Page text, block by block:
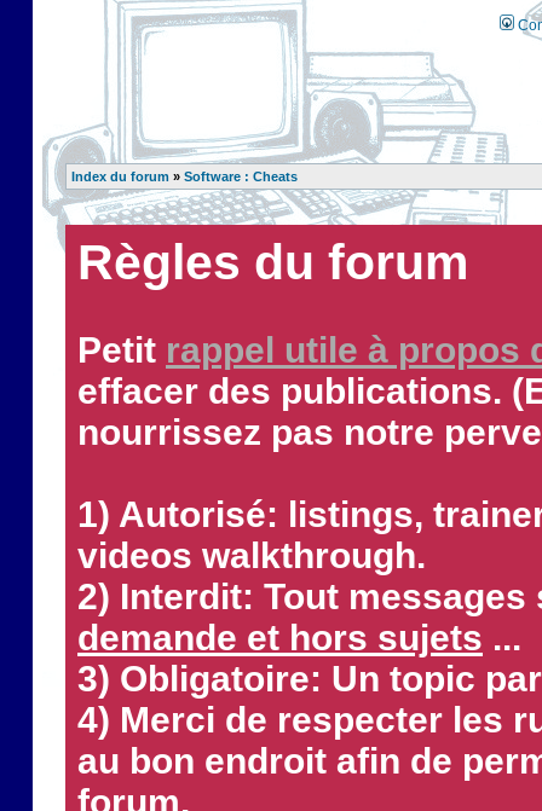
Index du forum » Software : Cheats
Règles du forum
Petit rappel utile à propos
effacer des publications.
nourrissez pas notre
1) Autorisé: listings,
videos walkthrough.
2) Interdit: Tout
demande et hors sujets ...
3) Obligatoire: Un topic
4) Merci de respecter les
au bon endroit afin de
forum.